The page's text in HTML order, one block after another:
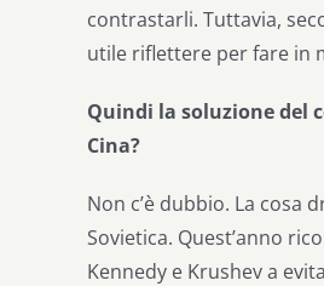
contrastarli. Tuttavia,
utile riflettere per fare in
Quindi la soluzione del
Cina?
Non c’è dubbio. La cosa
Sovietica. Quest’anno
Kennedy e Krushev a